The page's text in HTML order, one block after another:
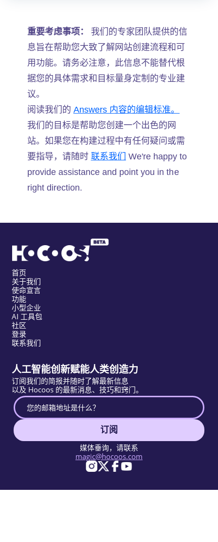
重要考虑事项：
我们的专家团队提供的信
息旨在帮助您大致了解网站创建流程和可
用功能。请务必注意，此信息不能替代根
据您的具体需求和目标量身定制的专业建
议。
阅读我们的 Answers 内容的编辑标准。
我们的目标是帮助您创建一个出色的网
站。如果您在构建过程中有任何疑问或需
要指导，请随时 联系我们 We're happy to
provide assistance and point you in the
right direction.
首页
关于我们
使命宣言
功能
小型企业
AI 工具包
社区
登录
联系我们
人工智能创新赋能人类创造力
订阅我们的简报并随时了解最新信息
以及 Hocoos 的最新消息、技巧和窍门。
订阅
媒体垂询，请联系
magic@hocoos.com